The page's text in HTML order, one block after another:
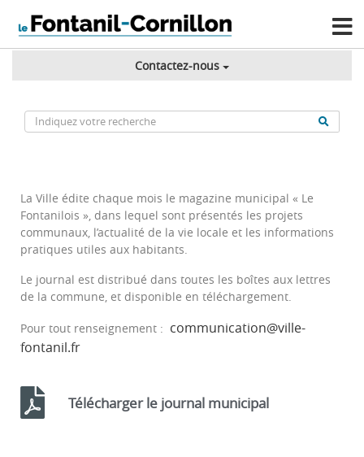
Contactez-nous
La Ville édite chaque mois le magazine municipal « Le
Fontanilois », dans lequel sont présentés les projets
communaux, l’actualité de la vie locale et les informations
pratiques utiles aux habitants.
Le journal est distribué dans toutes les boîtes aux lettres
de la commune, et disponible en téléchargement.
Pour tout renseignement : communication@ville-
fontanil.fr
Télécharger le journal municipal